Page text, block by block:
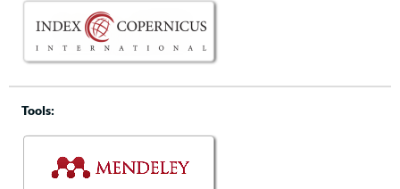
Tools: